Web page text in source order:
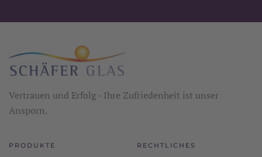
Vertrauen und Erfolg - Ihre Zufriedenheit ist unser
Ansporn.
PRODUKTE RECHTLICHES